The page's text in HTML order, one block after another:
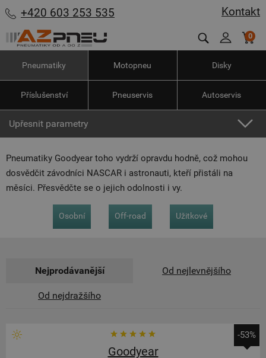
Kontakt
+420 603 253 535
0
Pneumatiky Motopneu Disky
Příslušenství Pneuservis Autoservis
Upřesnit parametry
Pneumatiky Goodyear toho vydrží opravdu hodně, což mohou
dosvědčit závodníci NASCAR i astronauti, kteří přistáli na
měsíci. Přesvědčte se o jejich odolnosti i vy.
Osobní Off-road Užitkové
Nejprodávanější Od nejlevnějšího
Od nejdražšího
-53%
Goodyear